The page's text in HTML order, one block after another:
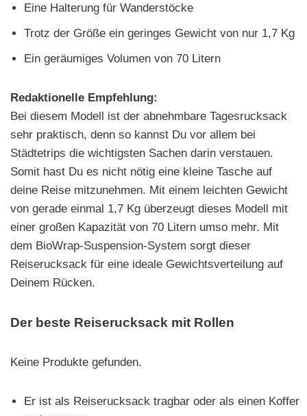
Eine Halterung für Wanderstöcke
Trotz der Größe ein geringes Gewicht von nur 1,7 Kg
Ein geräumiges Volumen von 70 Litern
Redaktionelle Empfehlung:
Bei diesem Modell ist der abnehmbare Tagesrucksack
sehr praktisch, denn so kannst Du vor allem bei
Städtetrips die wichtigsten Sachen darin verstauen.
Somit hast Du es nicht nötig eine kleine Tasche auf
deine Reise mitzunehmen. Mit einem leichten Gewicht
von gerade einmal 1,7 Kg überzeugt dieses Modell mit
einer großen Kapazität von 70 Litern umso mehr. Mit
dem BioWrap-Suspension-System sorgt dieser
Reiserucksack für eine ideale Gewichtsverteilung auf
Deinem Rücken.
Der beste Reiserucksack mit Rollen
Keine Produkte gefunden.
Er ist als Reiserucksack tragbar oder als einen Koffer